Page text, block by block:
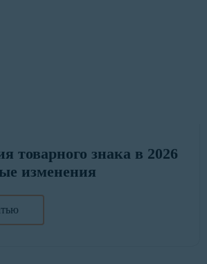
товарного знака в 2026
изменения